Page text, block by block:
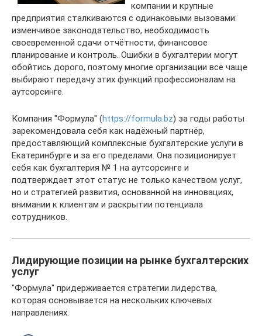
компании и крупные
предприятия сталкиваются с одинаковыми вызовами:
изменчивое законодательство, необходимость
своевременной сдачи отчётности, финансовое
планирование и контроль. Ошибки в бухгалтерии могут
обойтись дорого, поэтому многие организации всё чаще
выбирают передачу этих функций профессионалам на
аутсорсинге.
Компания "Формула" (https://formula.bz) за годы работы
зарекомендовала себя как надёжный партнёр,
предоставляющий комплексные бухгалтерские услуги в
Екатеринбурге и за его пределами. Она позиционирует
себя как бухгалтерия № 1 на аутсорсинге и
подтверждает этот статус не только качеством услуг,
но и стратегией развития, основанной на инновациях,
внимании к клиентам и раскрытии потенциала
сотрудников.
Лидирующие позиции на рынке бухгалтерских
услуг
"Формула" придерживается стратегии лидерства,
которая основывается на нескольких ключевых
направлениях.